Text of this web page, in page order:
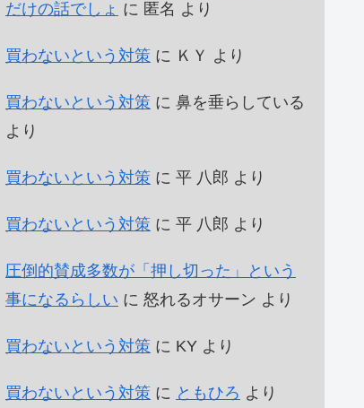
だけの話でしょ に 匿名 より
買わないという対策 に ＫＹ より
買わないという対策 に 鼻を垂らしている
より
買わないという対策 に 平 八郎 より
買わないという対策 に 平 八郎 より
圧倒的賛成多数が「押し切った」という
事になるらしい に 怒れるオサーン より
買わないという対策 に KY より
買わないという対策 に ともひろ より